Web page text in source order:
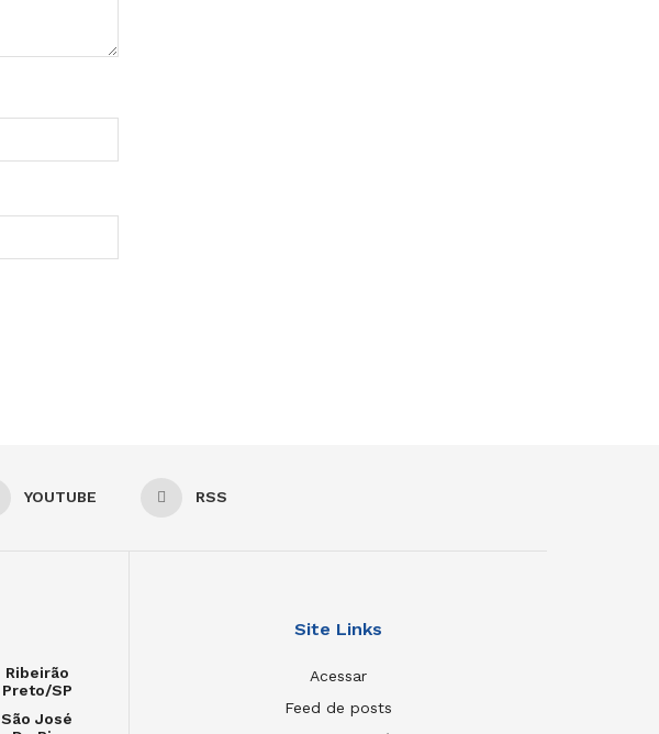
YOUTUBE RSS
Ribeirão
Preto/SP
São José
Site Links
Acessar
Feed de posts